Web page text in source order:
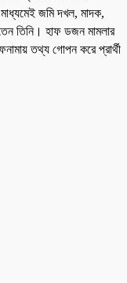
মাধ্যমেই জমি দখল, মাদক,
তিনি। হাফ ডজন মামলার
তথ্য গোপন করে প্রার্থী